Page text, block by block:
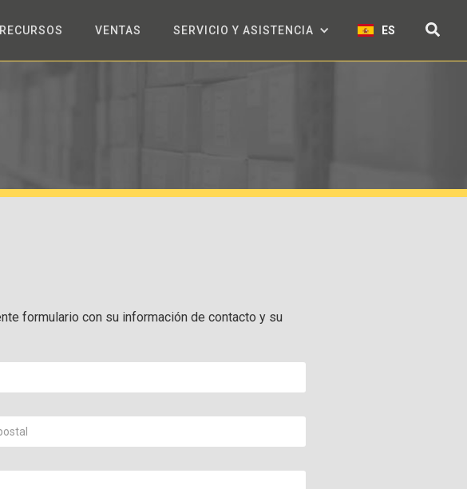
RECURSOS VENTAS SERVICIO Y ASISTENCIA ES
formulario con su información de contacto y su